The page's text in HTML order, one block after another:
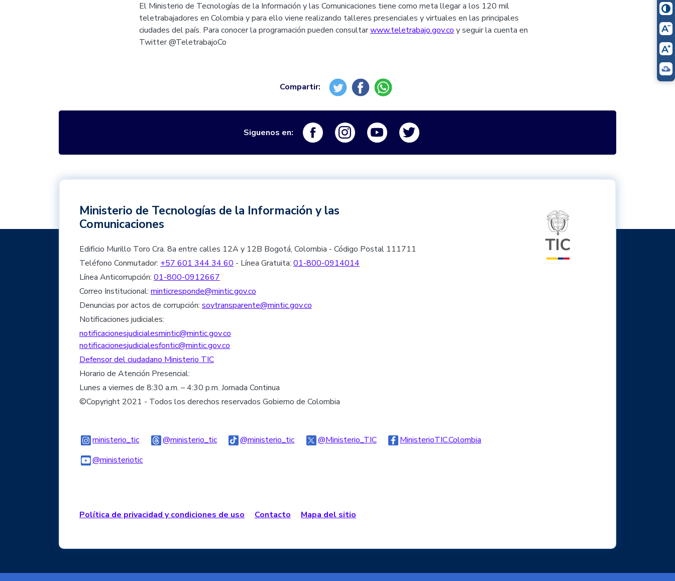
El Ministerio de Tecnologías de la Información y las Comunicaciones tiene como meta llegar a los 120 mil
teletrabajadores en Colombia y para ello viene realizando talleres presenciales y virtuales en las principales
ciudades del país. Para conocer la programación pueden consultarwww.teletrabajo.gov.co y seguir la cuenta en
Twitter @TeletrabajoCo
Siguenos en: Logo FacebookLogo InstagramLogo Youtube
Ministerio de Tecnologías de la Información y las
Comunicaciones
Edificio Murillo Toro Cra. 8a entre calles 12A y 12B Bogotá, Colombia - Código Postal 111711
Teléfono Conmutador: +57 601 344 34 60 - Línea Gratuita: 01-800-0914014
Línea Anticorrupción: 01-800-0912667
Correo Institucional: minticresponde@mintic.gov.co
Denuncias por actos de corrupción: soytransparente@mintic.gov.co
Notificaciones judiciales:
notificacionesjudicialesmintic@mintic.gov.co
notificacionesjudicialesfontic@mintic.gov.co
Defensor del ciudadano Ministerio TIC
Horario de Atención Presencial:
Lunes a viernes de 8:30 a.m. – 4:30 p.m. Jornada Continua
©Copyright 2021 - Todos los derechos reservados Gobierno de Colombia
ministerio_ticLogo Instagram
@ministerio_ticLogo Threads
@ministerio_ticLogo Tiktok@Ministerio_TICLogo TwitterMinisterioTIC.Colombia
@ministerioticLogo Youtube
Política de privacidad y condiciones de uso Contacto Mapa del sitio